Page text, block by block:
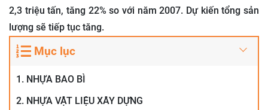
2,3 triệu tấn, tăng 22% so với năm 2007. Dự kiến tổng sản
lượng sẽ tiếp tục tăng.
Mục lục
1. NHỰA BAO BÌ
2. NHỰA VẬT LIỆU XÂY DỰNG